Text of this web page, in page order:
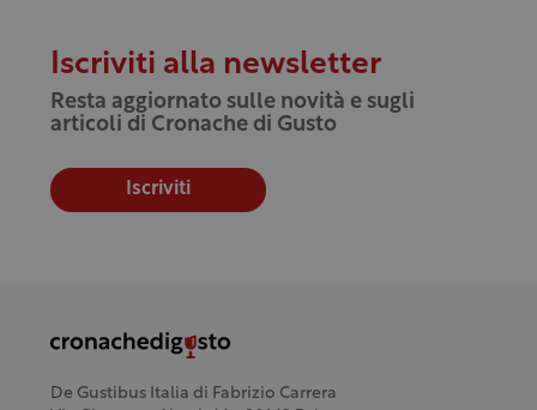
Iscriviti alla newsletter
Resta aggiornato sulle novità e sugli
articoli di Cronache di Gusto
Iscriviti
De Gustibus Italia di Fabrizio Carrera